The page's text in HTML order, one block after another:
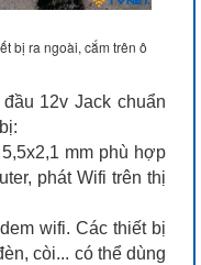
bị ra ngoài, cắm trên ô
12v Jack chuẩn
mm phù hợp
phát Wifi trên thị
wifi. Các thiết bị
còi... có thể dùng